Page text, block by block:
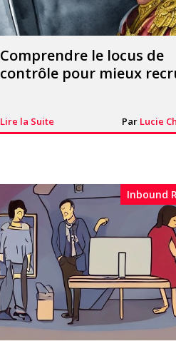
Comprendre le locus de
contrôle pour mieux
Lire la Suite Par
Inbound